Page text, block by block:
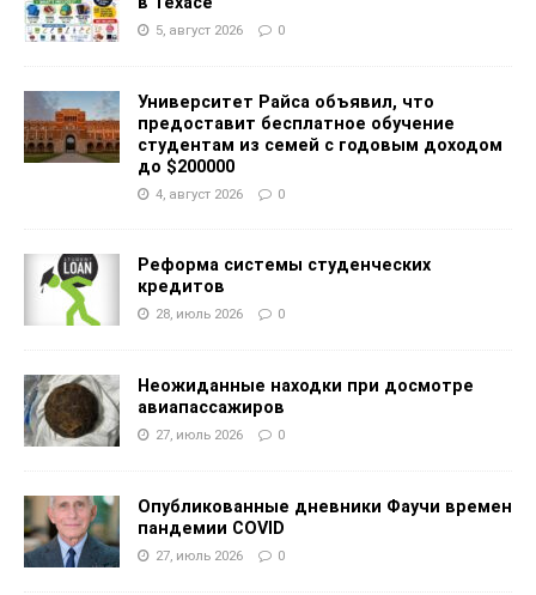
5, август 2026 0
Университет Райса объявил, что
предоставит бесплатное обучение
студентам из семей с годовым доходом
до $200000
4, август 2026 0
Реформа системы студенческих
кредитов
28, июль 2026 0
Неожиданные находки при досмотре
авиапассажиров
27, июль 2026 0
Опубликованные дневники Фаучи времен
пандемии COVID
27, июль 2026 0